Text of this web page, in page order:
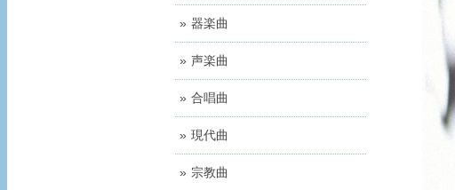
器楽曲
声楽曲
合唱曲
現代曲
宗教曲